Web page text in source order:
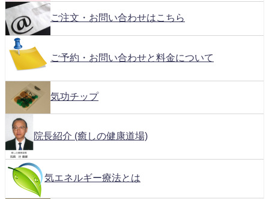
ご注文・お問い合わせはこちら
ご予約・お問い合わせと料金について
気功チップ
院長紹介 (癒しの健康道場)
気エネルギー療法とは